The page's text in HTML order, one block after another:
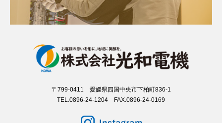
〒799-0411 愛媛県四国中央市下柏町836-1
TEL.0896-24-1204 FAX.0896-24-0169